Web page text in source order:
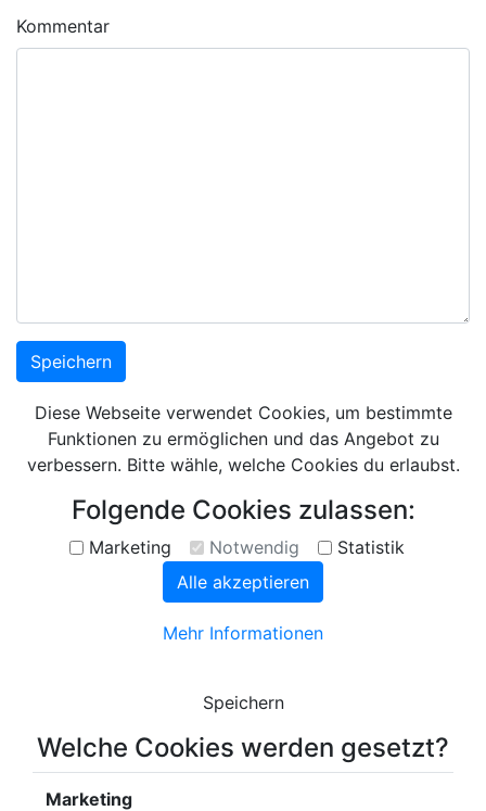
Kommentar
Diese Webseite verwendet Cookies, um bestimmte
Funktionen zu ermöglichen und das Angebot zu
verbessern. Bitte wähle, welche Cookies du erlaubst.
Folgende Cookies zulassen:
Marketing Notwendig
Statistik
Alle akzeptieren
Mehr Informationen
Speichern
Welche Cookies werden gesetzt?
Marketing